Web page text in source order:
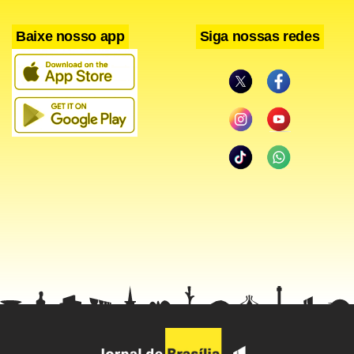
Brasileiro. O menino brasileiro Lucas, de 9 anos, subiu ao
altar de Fátima na hora do ofertório para se apresentar ao
papa como beneficiário do milagre aprovado para a
Um narrador informou que ele foi curado em poucos dias,
Baixe nosso app Siga nossas redes